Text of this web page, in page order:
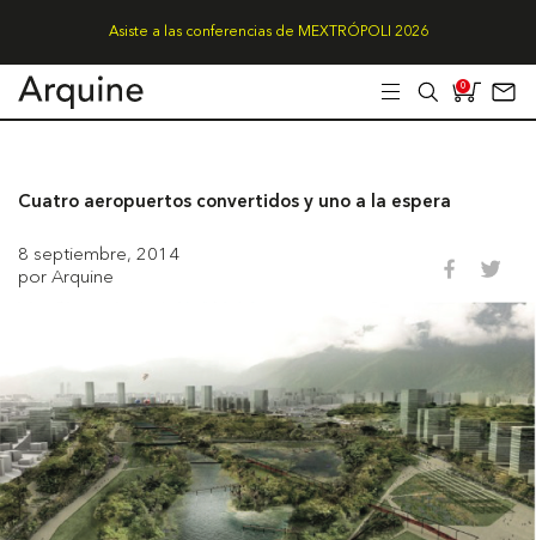
Asiste a las conferencias de MEXTRÓPOLI 2026
0
Cuatro aeropuertos convertidos y uno a la espera
8 septiembre, 2014
por Arquine